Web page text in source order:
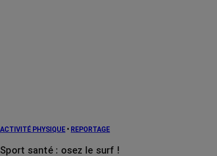
ACTIVITÉ PHYSIQUE • REPORTAGE
Sport santé : osez le surf !